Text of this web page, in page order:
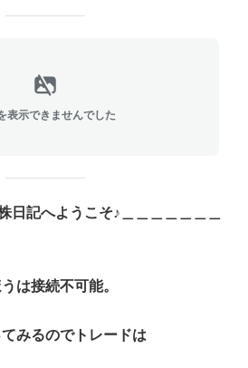
表示できませんでした
日記へようこそ♪＿＿＿＿＿＿＿
は接続不可能。
みるのでトレードは